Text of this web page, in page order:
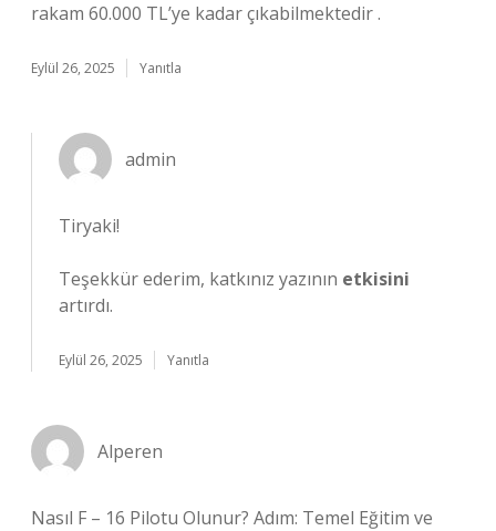
rakam 60.000 TL’ye kadar çıkabilmektedir .
Eylül 26, 2025 Yanıtla
admin
Tiryaki!
Teşekkür ederim, katkınız yazının etkisini
artırdı.
Eylül 26, 2025 Yanıtla
Alperen
Nasıl F – 16 Pilotu Olunur? Adım: Temel Eğitim ve